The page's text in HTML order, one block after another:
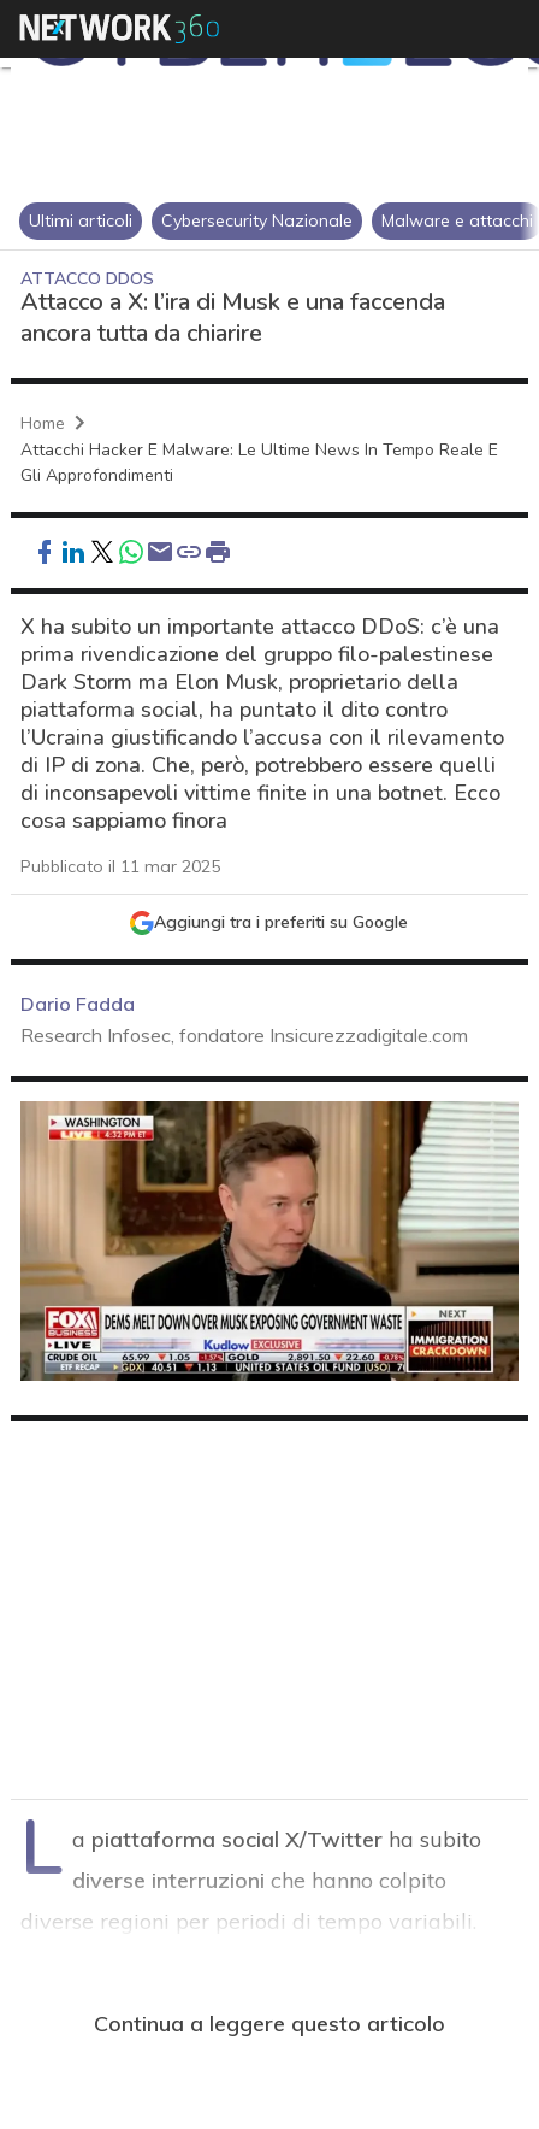
Ultimi articoli Cybersecurity Nazionale Malware e attacchi
ATTACCO DDOS
Attacco a X: l’ira di Musk e una faccenda
ancora tutta da chiarire
Home
Attacchi Hacker E Malware: Le Ultime News In Tempo Reale E
Gli Approfondimenti
X ha subito un importante attacco DDoS: c’è una
prima rivendicazione del gruppo filo-palestinese
Dark Storm ma Elon Musk, proprietario della
piattaforma social, ha puntato il dito contro
l’Ucraina giustificando l’accusa con il rilevamento
di IP di zona. Che, però, potrebbero essere quelli
di inconsapevoli vittime finite in una botnet. Ecco
cosa sappiamo finora
Pubblicato il 11 mar 2025
Aggiungi tra i preferiti su Google
Dario Fadda
Research Infosec, fondatore Insicurezzadigitale.com
L a piattaforma social X/Twitter ha subito
diverse interruzioni che hanno colpito
diverse regioni per periodi di tempo variabili.
Continua a leggere questo articolo